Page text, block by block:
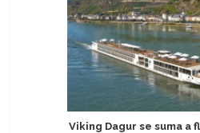
Viking Dagur se suma a